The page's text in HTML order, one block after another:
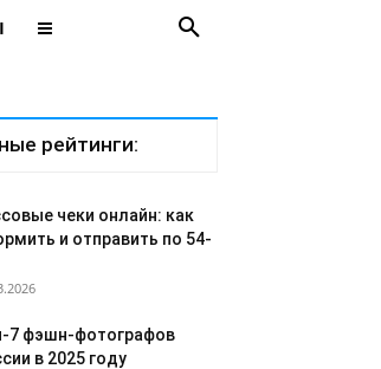
рейтинги:
чеки онлайн: как
и отправить по 54-
7 фэшн-фотографов
в 2025 году